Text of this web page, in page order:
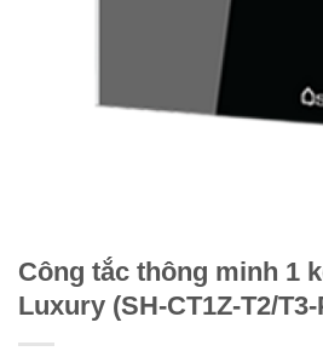
Công tắc thông minh 1
Luxury (SH-CT1Z-T2/